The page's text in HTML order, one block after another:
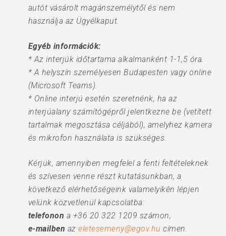
autót vásárolt magánszemélytől és nem
használja az Ügyélkaput.
Egyéb információk:
* Az interjúk időtartama alkalmanként 1-1,5 óra.
* A helyszín személyesen Budapesten vagy online
(Microsoft Teams).
* Online interjú esetén szeretnénk, ha az
interjúalany számítógépről jelentkezne be (vetített
tartalmak megosztása céljából), amelyhez kamera
és mikrofon használata is szükséges.
Kérjük, amennyiben megfelel a fenti feltételeknek
és szívesen venne részt kutatásunkban, a
következő elérhetőségeink valamelyikén lépjen
velünk közvetlenül kapcsolatba:
telefonon a +36 20 322 1209 számon,
e-mailben azeletesemeny@egov.hu címen.